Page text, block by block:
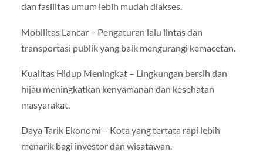
dan fasilitas umum lebih mudah diakses.
Mobilitas Lancar – Pengaturan lalu lintas dan
transportasi publik yang baik mengurangi kemacetan.
Kualitas Hidup Meningkat – Lingkungan bersih dan
hijau meningkatkan kenyamanan dan kesehatan
masyarakat.
Daya Tarik Ekonomi – Kota yang tertata rapi lebih
menarik bagi investor dan wisatawan.